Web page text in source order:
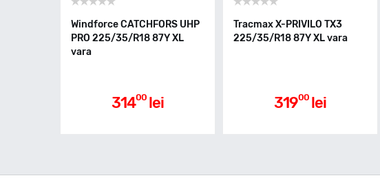
Windforce CATCHFORS UHP
PRO 225/35/R18 87Y XL
vara
31400 lei
Tracmax X-PRIVILO TX3
225/35/R18 87Y XL vara
31900 lei